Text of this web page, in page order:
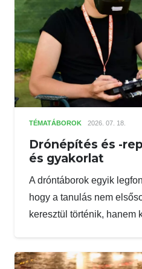
TÉMATÁBOROK 2026. 07. 18.
Drónépítés és -
és gyakorlat
A dróntáborok egyik
hogy a tanulás nem
keresztül történik, hanem